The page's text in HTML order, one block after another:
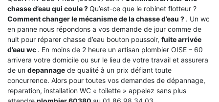
chasse d’eau qui coule ?Qu’est-ce que le robinet flotteur ?
Comment changer le mécanisme de la chasse d’eau ? . Un wc
en panne nous répondons a vos demande de jour comme de
nuit pour réparer chasse d’eau bouton poussoir, fuite arrivée
d’eau wc . En moins de 2 heure un artisan plombier OISE – 60
arrivera votre domicile ou sur le lieu de votre travail et assurera
de un depannage de qualité à un prix défiant toute
concurrence. Alors pour toutes vos demandes de dépannage,
reparation, installation WC « toilette » appelez sans plus